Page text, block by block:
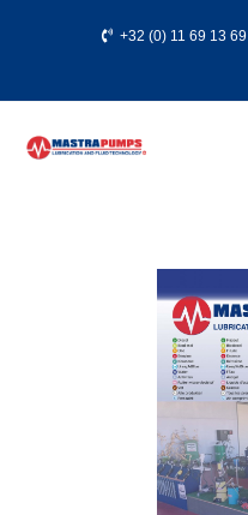
+32 (0) 11 69 13 69